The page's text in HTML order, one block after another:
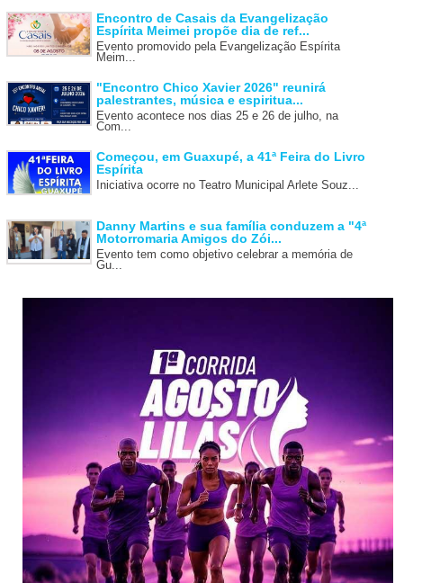
Encontro de Casais da Evangelização
Espírita Meimei propõe dia de ref...
Evento promovido pela Evangelização Espírita
Meim...
"Encontro Chico Xavier 2026" reunirá
palestrantes, música e espiritua...
Evento acontece nos dias 25 e 26 de julho, na
Com...
Começou, em Guaxupé, a 41ª Feira do Livro
Espírita
Iniciativa ocorre no Teatro Municipal Arlete Souz...
Danny Martins e sua família conduzem a "4ª
Motorromaria Amigos do Zói...
Evento tem como objetivo celebrar a memória de
Gu...